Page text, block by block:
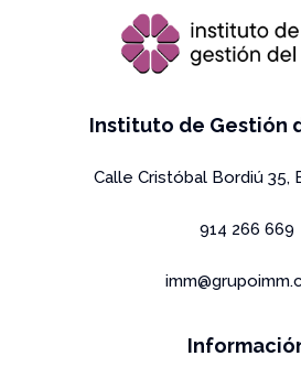
Instituto de Gestión
Calle Cristóbal Bordiú 35,
914 266 669